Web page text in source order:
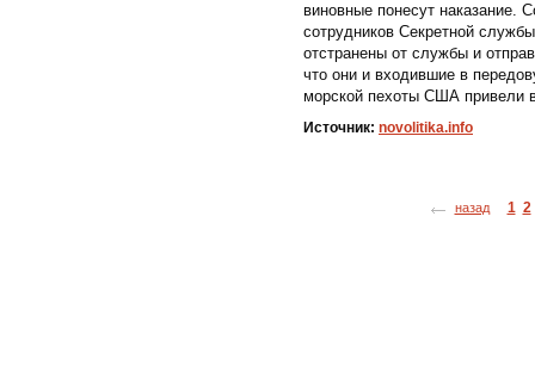
виновные понесут
сотрудников Секретной
отстранены от службы и
что они и входившие в
морской пехоты США привели
Источник: novolitika.info
назад 1 2